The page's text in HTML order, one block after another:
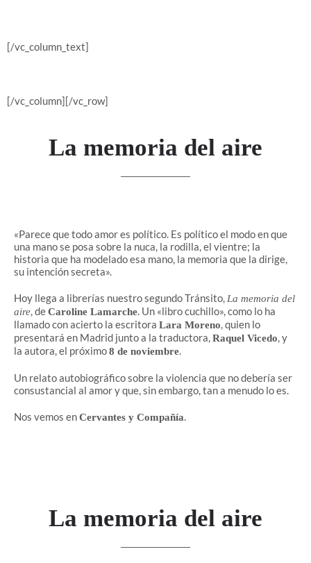
[/vc_column_text]
[/vc_column][/vc_row]
La memoria del aire
«Parece que todo amor es político. Es político el modo en que
una mano se posa sobre la nuca, la rodilla, el vientre; la
historia que ha modelado esa mano, la memoria que la dirige,
su intención secreta».
Hoy llega a librerías nuestro segundo Tránsito, La memoria del
aire, deCaroline Lamarche. Un «libro cuchillo», como lo ha
llamado con acierto la escritora Lara Moreno, quien lo
presentará en Madrid junto a la traductora,Raquel Vicedo, y
la autora, el próximo8 de noviembre.
Un relato autobiográfico sobre la violencia que no debería ser
consustancial al amor y que, sin embargo, tan a menudo lo es.
Nos vemos enCervantes y Compañía.
La memoria del aire